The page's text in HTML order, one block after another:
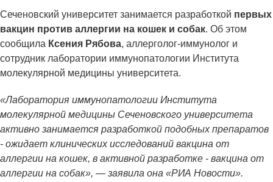
Сеченовский университет занимается разработкой первых
вакцин против аллергии на кошек и собак. Об этом
сообщила Ксения Рябова, аллерголог-иммунолог и
сотрудник лаборатории иммунопатологии Института
молекулярной медицины университета.
«Лаборатория иммунопатологии Института
молекулярной медицины Сеченовского университета
активно занимается разработкой подобных препаратов
- ожидает клинических исследований вакцина от
аллергии на кошек, в активной разработке - вакцина от
аллергии на собак», — заявила она «РИА Новости».